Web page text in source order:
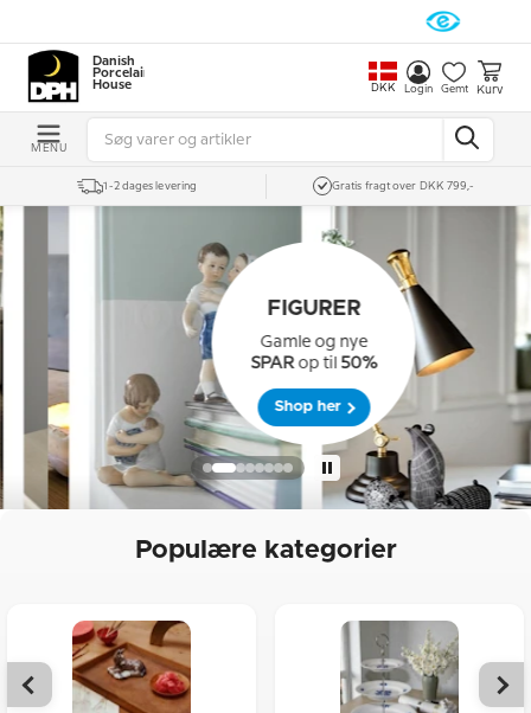
Danish
Porcelain
House
DKK Login Gemt Kurv
MENU
1-2 dages levering Gratis fragt over DKK 799,-
FIGURER
Gamle og nye
SPAR
op til50%
Shop her
Populære kategorier